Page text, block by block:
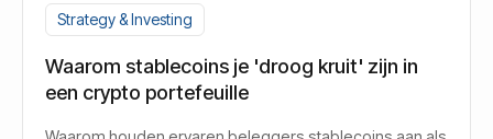
Strategy & Investing
Waarom stablecoins je 'droog kruit' zijn in
een crypto portefeuille